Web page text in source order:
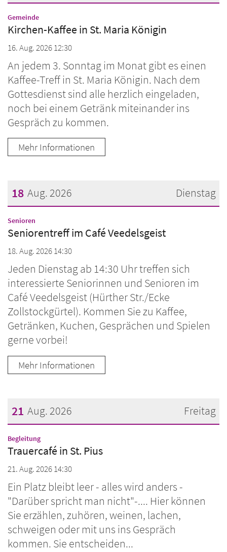
Datum: 16. August 2026
Gemeinde:
Kirchen-Kaffee in St. Maria Königin
16. Aug. 2026 12:30
An jedem 3. Sonntag im Monat gibt es einen
Kaffee-Treff in St. Maria Königin. Nach dem
Gottesdienst sind alle herzlich eingeladen,
noch bei einem Getränk miteinander ins
Gespräch zu kommen.
Mehr Informationen
Dienstag
18 Aug. 2026
Datum: 18. August 2026
Senioren
Seniorentreff im Café Veedelsgeist
18. Aug. 2026 14:30
Jeden Dienstag ab 14:30 Uhr treffen sich
interessierte Seniorinnen und Senioren im
Café Veedelsgeist (Hürther Str./Ecke
Zollstockgürtel). Kommen Sie zu Kaffee,
Getränken, Kuchen, Gesprächen und Spielen
gerne vorbei!
Mehr Informationen
Freitag
21 Aug. 2026
Datum: 21. August 2026
Begleitung:
Trauercafé in St. Pius
21. Aug. 2026 14:30
Ein Platz bleibt leer - alles wird anders -
"Darüber spricht man nicht"-.... Hier können
Sie erzählen, zuhören, weinen, lachen,
schweigen oder mit uns ins Gespräch
kommen. Sie entscheiden...